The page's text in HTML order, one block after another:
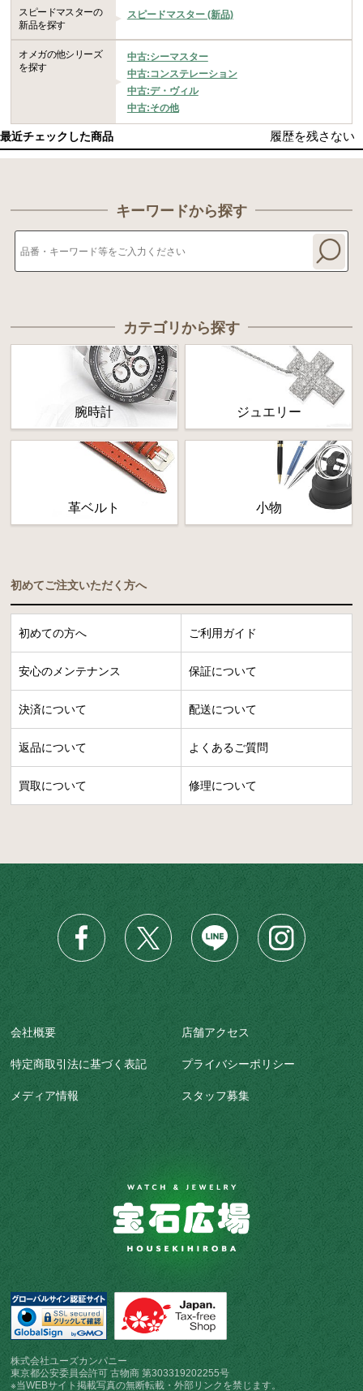
スピードマスターの
新品を探す
スピードマスター (新品)
オメガの他シリーズ
を探す
中古:シーマスター
中古:コンステレーション
中古:デ・ヴィル
中古:その他
最近チェックした商品 履歴を残さない
キーワードから探す
カテゴリから探す
腕時計 ジュエリー
革ベルト 小物
初めてご注文いただく方へ
初めての方へ ご利用ガイド
安心のメンテナンス 保証について
決済について 配送について
返品について よくあるご質問
買取について 修理について
会社概要 店舗アクセス
特定商取引法に基づく表記 プライバシーポリシー
メディア情報 スタッフ募集
株式会社ユーズカンパニー
東京都公安委員会許可 古物商 第303319202255号
※当WEBサイト掲載写真の無断転載・外部リンクを禁じます。